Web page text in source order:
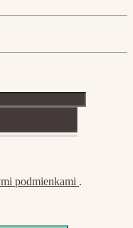
podmienkami .